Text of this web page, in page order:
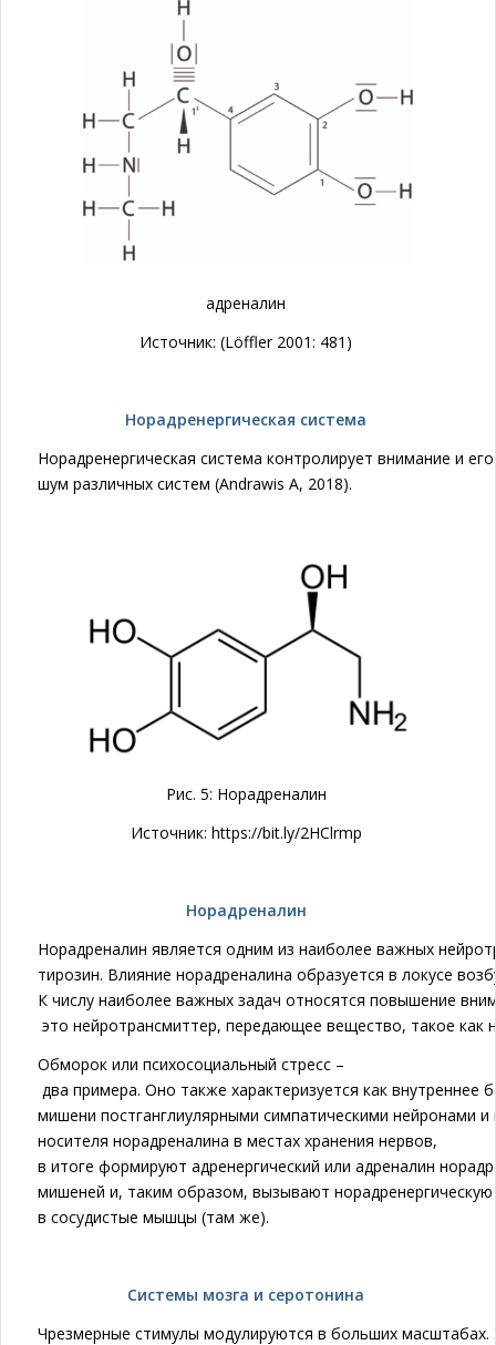
адреналин
Источник: (Löffler 2001: 481)
Норадренергическая система
Норадренергическая система контролирует внимание и
шум различных систем (Andrawis A, 2018).
Рис. 5: Норадреналин
Источник: https://bit.ly/2HClrmp
Норадреналин
Норадреналин является одним из наиболее важных
тирозин. Влияние норадреналина образуется в локусе
К числу наиболее важных задач относятся повышение
это нейротрансмиттер, передающее вещество, такое как
Обморок или психосоциальный стресс –
два примера. Оно также характеризуется как
мишени постганглиулярными симпатическими нейронами
носителя норадреналина в местах хранения нервов,
в итоге формируют адренергический или адреналин
мишеней и, таким образом, вызывают
в сосудистые мышцы (там же).
Системы мозга и серотонина
Чрезмерные стимулы модулируются в больших масштабах.